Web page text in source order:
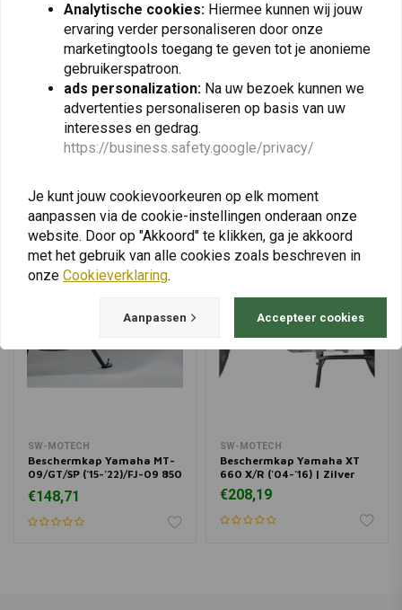
KEDO
Schakelstangdeksel Slim
Yamaha Ténéré 700 |
Zwart Gecoat
€30,95
KEDO
Gereedschapscompartiment
Voor Bescherming van
Skidplate
View more
SW-MOTECH
Beschermkap Yamaha MT-
09/GT/SP ('15-'22)/FJ-09 850
('17-'19)/MXT 850/GT ('18-
'22)/XSR 900 ('16-'21 ) |
Zilver
€148,71
SW-MOTECH
Beschermkap Yamaha XT
660 X/R ('04-'16) | Zilver
€208,19
Analytische cookies: Hiermee kunnen wij jouw
ervaring verder personaliseren door onze
marketingtools toegang te geven tot je anonieme
gebruikerspatroon.
ads personalization: Na uw bezoek kunnen we
advertenties personaliseren op basis van uw
interesses en gedrag.
https://business.safety.google/privacy/
Je kunt jouw cookievoorkeuren op elk moment
aanpassen via de cookie-instellingen onderaan onze
website. Door op "Akkoord" te klikken, ga je akkoord
met het gebruik van alle cookies zoals beschreven in
onze Cookieverklaring.
Aanpassen Accepteer cookies